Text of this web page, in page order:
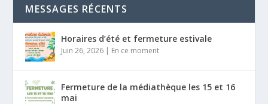
MESSAGES RÉCENTS
Horaires d’été et fermeture estivale
Juin 26, 2026 | En ce moment
Fermeture de la médiathèque les 15 et 16
mai